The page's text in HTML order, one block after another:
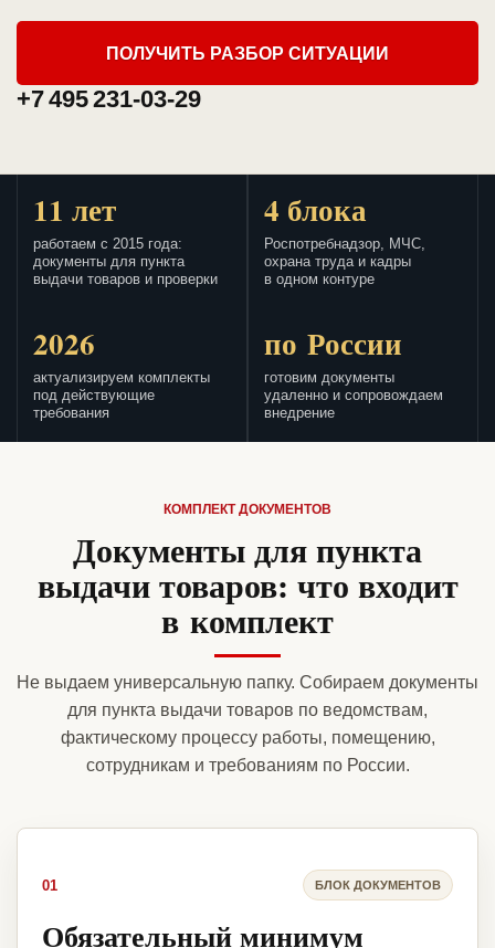
ПОЛУЧИТЬ РАЗБОР СИТУАЦИИ
+7 495 231-03-29
11 лет
работаем с 2015 года:
документы для пункта
выдачи товаров и проверки
4 блока
Роспотребнадзор, МЧС,
охрана труда и кадры
в одном контуре
2026
актуализируем комплекты
под действующие
требования
по России
готовим документы
удаленно и сопровождаем
внедрение
КОМПЛЕКТ ДОКУМЕНТОВ
Документы для пункта
выдачи товаров: что входит
в комплект
Не выдаем универсальную папку. Собираем документы
для пункта выдачи товаров по ведомствам,
фактическому процессу работы, помещению,
сотрудникам и требованиям по России.
01 БЛОК ДОКУМЕНТОВ
Обязательный минимум